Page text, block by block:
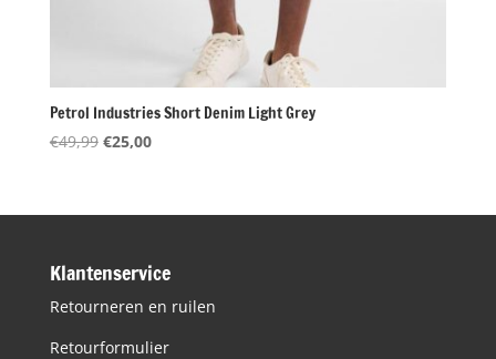
Petrol Industries Short Denim Light Grey
€49,99 Oorspronkelijke
€49,99.
€25,00Huidige
€25,00.
Klantenservice
Retourneren en ruilen
Retourformulier